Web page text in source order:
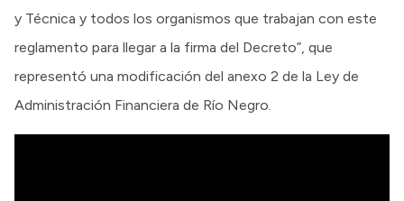
y Técnica y todos los organismos que trabajan con este
reglamento para llegar a la firma del Decreto”, que
representó una modificación del anexo 2 de la Ley de
Administración Financiera de Río Negro.